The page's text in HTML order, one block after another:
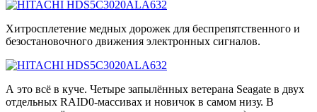
Хитросплетение медных дорожек для беспрепятственного и
безостановочного движения электронных сигналов.
А это всё в куче. Четыре запылённых ветерана Seagate в двух
отдельных RAID0-массивах и новичок в самом низу. В